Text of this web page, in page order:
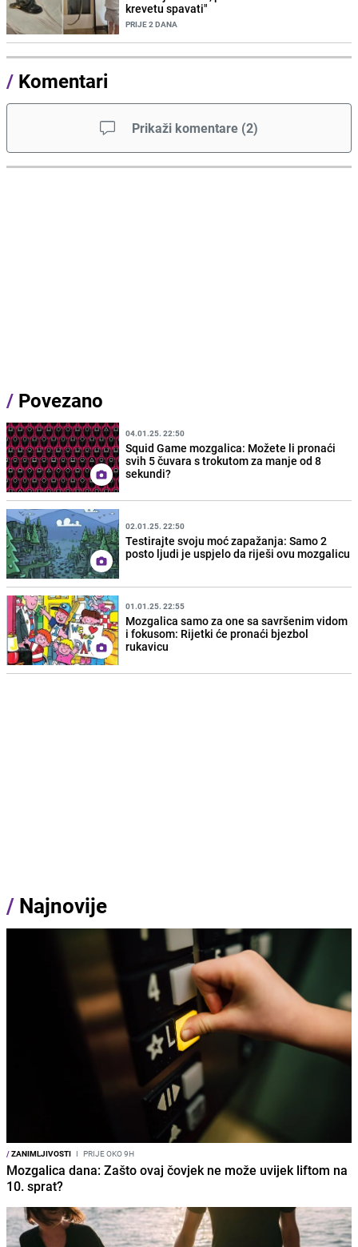
krevetu spavati"
PRIJE 2 DANA
/ Komentari
Prikaži komentare (2)
/ Povezano
04.01.25. 22:50
Squid Game mozgalica: Možete li pronaći
svih 5 čuvara s trokutom za manje od 8
sekundi?
02.01.25. 22:50
Testirajte svoju moć zapažanja: Samo 2
posto ljudi je uspjelo da riješi ovu mozgalicu
01.01.25. 22:55
Mozgalica samo za one sa savršenim vidom
i fokusom: Rijetki će pronaći bjezbol
rukavicu
/ Najnovije
/ZANIMLJIVOSTI I PRIJE OKO 9H
Mozgalica dana: Zašto ovaj čovjek ne može uvijek liftom na
10. sprat?